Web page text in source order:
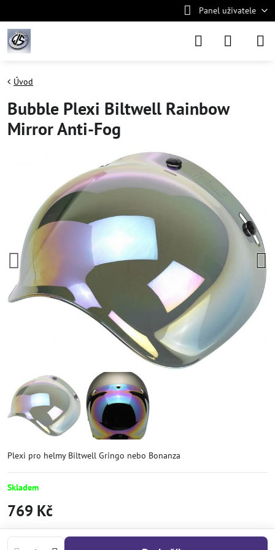
Panel uživatele
Úvod
Bubble Plexi Biltwell Rainbow
Mirror Anti-Fog
Plexi pro helmy Biltwell Gringo nebo Bonanza
Skladem
769 Kč